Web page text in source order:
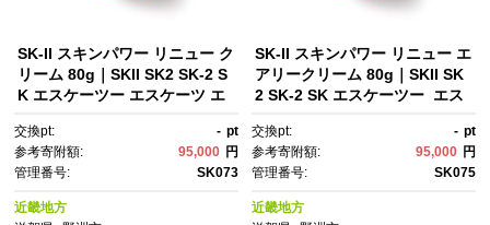
SK-II スキンパワー リニュー ク
リーム 80g｜SKII SK2 SK-2 S
K エスケーツー エスケーツ エ
キンケア 化粧品 コスメ スキン
パワー リニュー クリーム 乳
液 美容乳液 美容 保湿乳液 保
湿 基礎化粧品｜
交換pt: - pt
参考寄附額:
95,000 円
管理番号:
SK073
近畿地方
SK-II スキンパワー リニュー エ
アリークリーム 80g｜SKII SK
2 SK-2 SK エスケーツー エス
ンケア 化粧品 コスメ スキンパ
ワー リニュー エアリークリー
ム 乳液 美容乳液 美容 保湿乳
液 保湿 基礎化粧品｜
交換pt: - pt
参考寄附額:
95,000 円
管理番号:
SK075
近畿地方